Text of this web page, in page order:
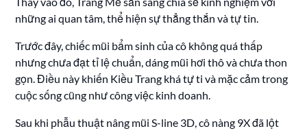
những ai quan tâm, thể hiện sự thẳng thắn và tự tin.
Trước đây, chiếc mũi bẩm sinh của cô không quá thấp
nhưng chưa đạt tỉ lệ chuẩn, dáng mũi hơi thô và chưa thon
gọn. Điều này khiến Kiều Trang khá tự ti và mặc cảm trong
cuộc sống cũng như công việc kinh doanh.
Sau khi phẫu thuật nâng mũi S-line 3D, cô nàng 9X đã lột